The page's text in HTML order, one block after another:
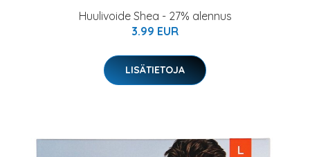
Huulivoide Shea - 27% alennus
3.99 EUR
LISÄTIETOJA